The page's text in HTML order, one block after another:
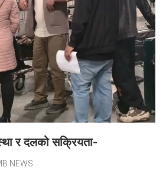
र दलको सक्रियता-
NEWS